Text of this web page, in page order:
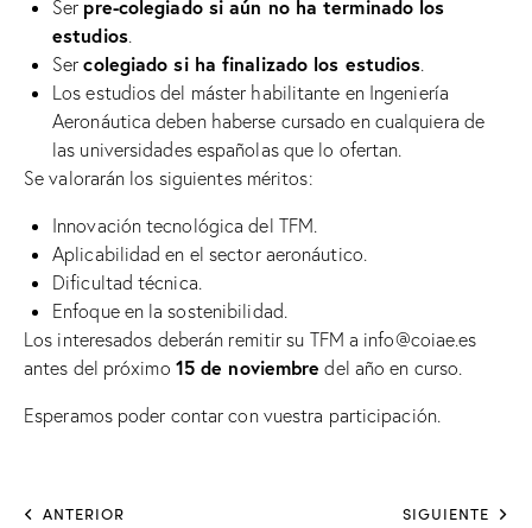
Ser pre-colegiado si aún no ha terminado los
estudios.
Sercolegiado si ha finalizado los estudios.
Los estudios del máster habilitante en Ingeniería
Aeronáutica deben haberse cursado en cualquiera de
las universidades españolas que lo ofertan.
Se valorarán los siguientes méritos:
Innovación tecnológica del TFM.
Aplicabilidad en el sector aeronáutico.
Dificultad técnica.
Enfoque en la sostenibilidad.
Los interesados deberán remitir su TFM a info@coiae.es
antes del próximo 15 de noviembre del año en curso.
Esperamos poder contar con vuestra participación.
ANTERIOR SIGUIENTE